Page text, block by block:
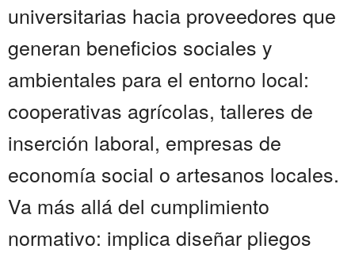
universitarias hacia proveedores que
generan beneficios sociales y
ambientales para el entorno local:
cooperativas agrícolas, talleres de
inserción laboral, empresas de
economía social o artesanos locales.
Va más allá del cumplimiento
normativo: implica diseñar pliegos